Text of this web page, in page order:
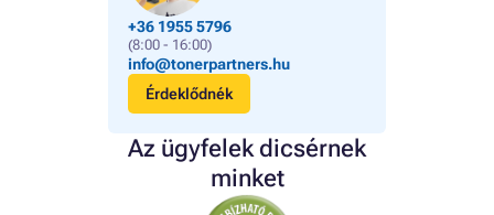
+36 1955 5796
(8:00 - 16:00)
info@tonerpartners.hu
Érdeklődnék
Az ügyfelek dicsérnek
minket